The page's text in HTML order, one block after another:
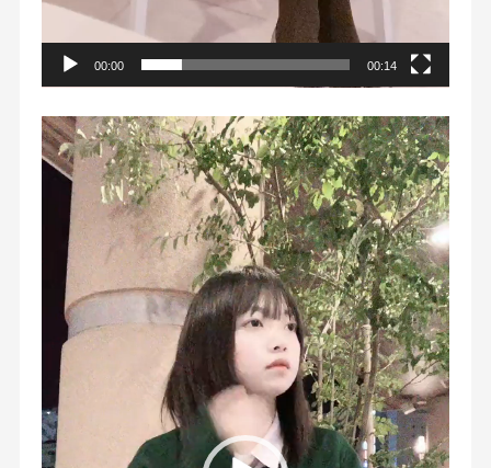
00:00 00:14
動
画